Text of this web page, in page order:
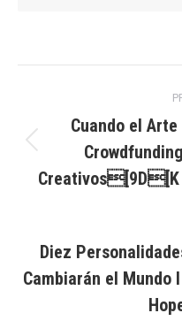
navigation
Cuando el
Creativos[9D[K
Diez
Cambiarán el